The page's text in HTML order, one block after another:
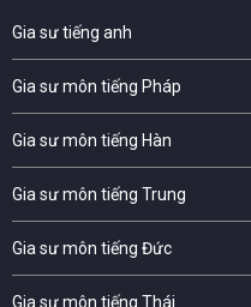
Gia sư tiếng anh
Gia sư môn tiếng Pháp
Gia sư môn tiếng Hàn
Gia sư môn tiếng Trung
Gia sư môn tiếng Đức
Gia sư môn tiếng Thái